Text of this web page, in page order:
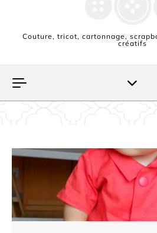
Couture, tricot, cartonnage,
créatifs